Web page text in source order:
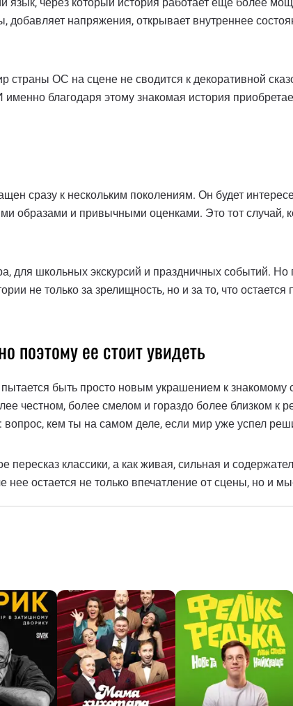
язык, через который история работает еще более
добавляет напряжения, открывает внутреннее
ОС на сцене не сводится к декоративной
именно благодаря этому знакомая история
сразу к нескольким поколениям. Он будет
образами и привычными оценками. Это тот случай,
для школьных экскурсий и праздничных событий.
не только за зрелищность, но и за то, что
поэтому ее стоит увидеть
быть просто новым украшением к знакомому
честном, более смелом и гораздо более близком к
кем ты на самом деле, если мир уже успел
пересказ классики, а как живая, сильная и
нее остается не только впечатление от сцены, но и